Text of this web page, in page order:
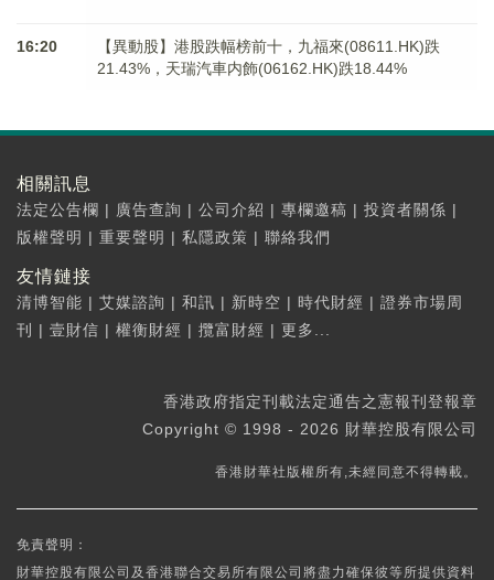
16:20
【異動股】港股跌幅榜前十，九福來(08611.HK)跌
21.43%，天瑞汽車内飾(06162.HK)跌18.44%
相關訊息
法定公告欄 | 廣告查詢 | 公司介紹 | 專欄邀稿 | 投資者關係 |
版權聲明 | 重要聲明 | 私隱政策 | 聯絡我們
友情鏈接
清博智能 | 艾媒諮詢 | 和訊 | 新時空 | 時代財經 | 證券市場周
刊
| 壹財信 | 權衡財經 | 攬富財經 | 更多...
香港政府指定刊載法定通告之憲報刊登報章
Copyright © 1998 - 2026 財華控股有限公司
香港財華社版權所有,未經同意不得轉載。
免責聲明：
財華控股有限公司及香港聯合交易所有限公司將盡力確保彼等所提供資料